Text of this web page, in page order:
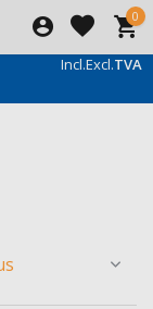
0
Incl.Excl.TVA